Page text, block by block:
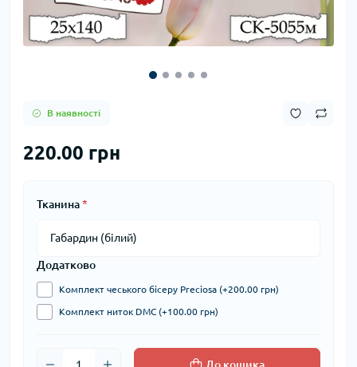
В наявності
220.00 грн
Тканина*
Додатково
Комплект чеського бісеру Preciosa (+200.00 грн)
Комплект ниток DMC (+100.00 грн)